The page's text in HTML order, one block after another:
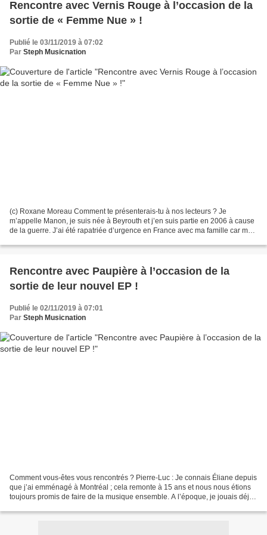
Rencontre avec Vernis Rouge à l’occasion de la
sortie de « Femme Nue » !
Publié le 03/11/2019 à 07:02
Par Steph Musicnation
(c) Roxane Moreau Comment te présenterais-tu à nos lecteurs ? Je
m’appelle Manon, je suis née à Beyrouth et j’en suis partie en 2006 à cause
de la guerre. J’ai été rapatriée d’urgence en France avec ma famille car ma
Rencontre avec Paupière à l’occasion de la
sortie de leur nouvel EP !
Publié le 02/11/2019 à 07:01
Par Steph Musicnation
Comment vous-êtes vous rencontrés ? Pierre-Luc : Je connais Éliane depuis
que j’ai emménagé à Montréal ; cela remonte à 15 ans et nous nous étions
toujours promis de faire de la musique ensemble. A l’époque, je jouais déjà